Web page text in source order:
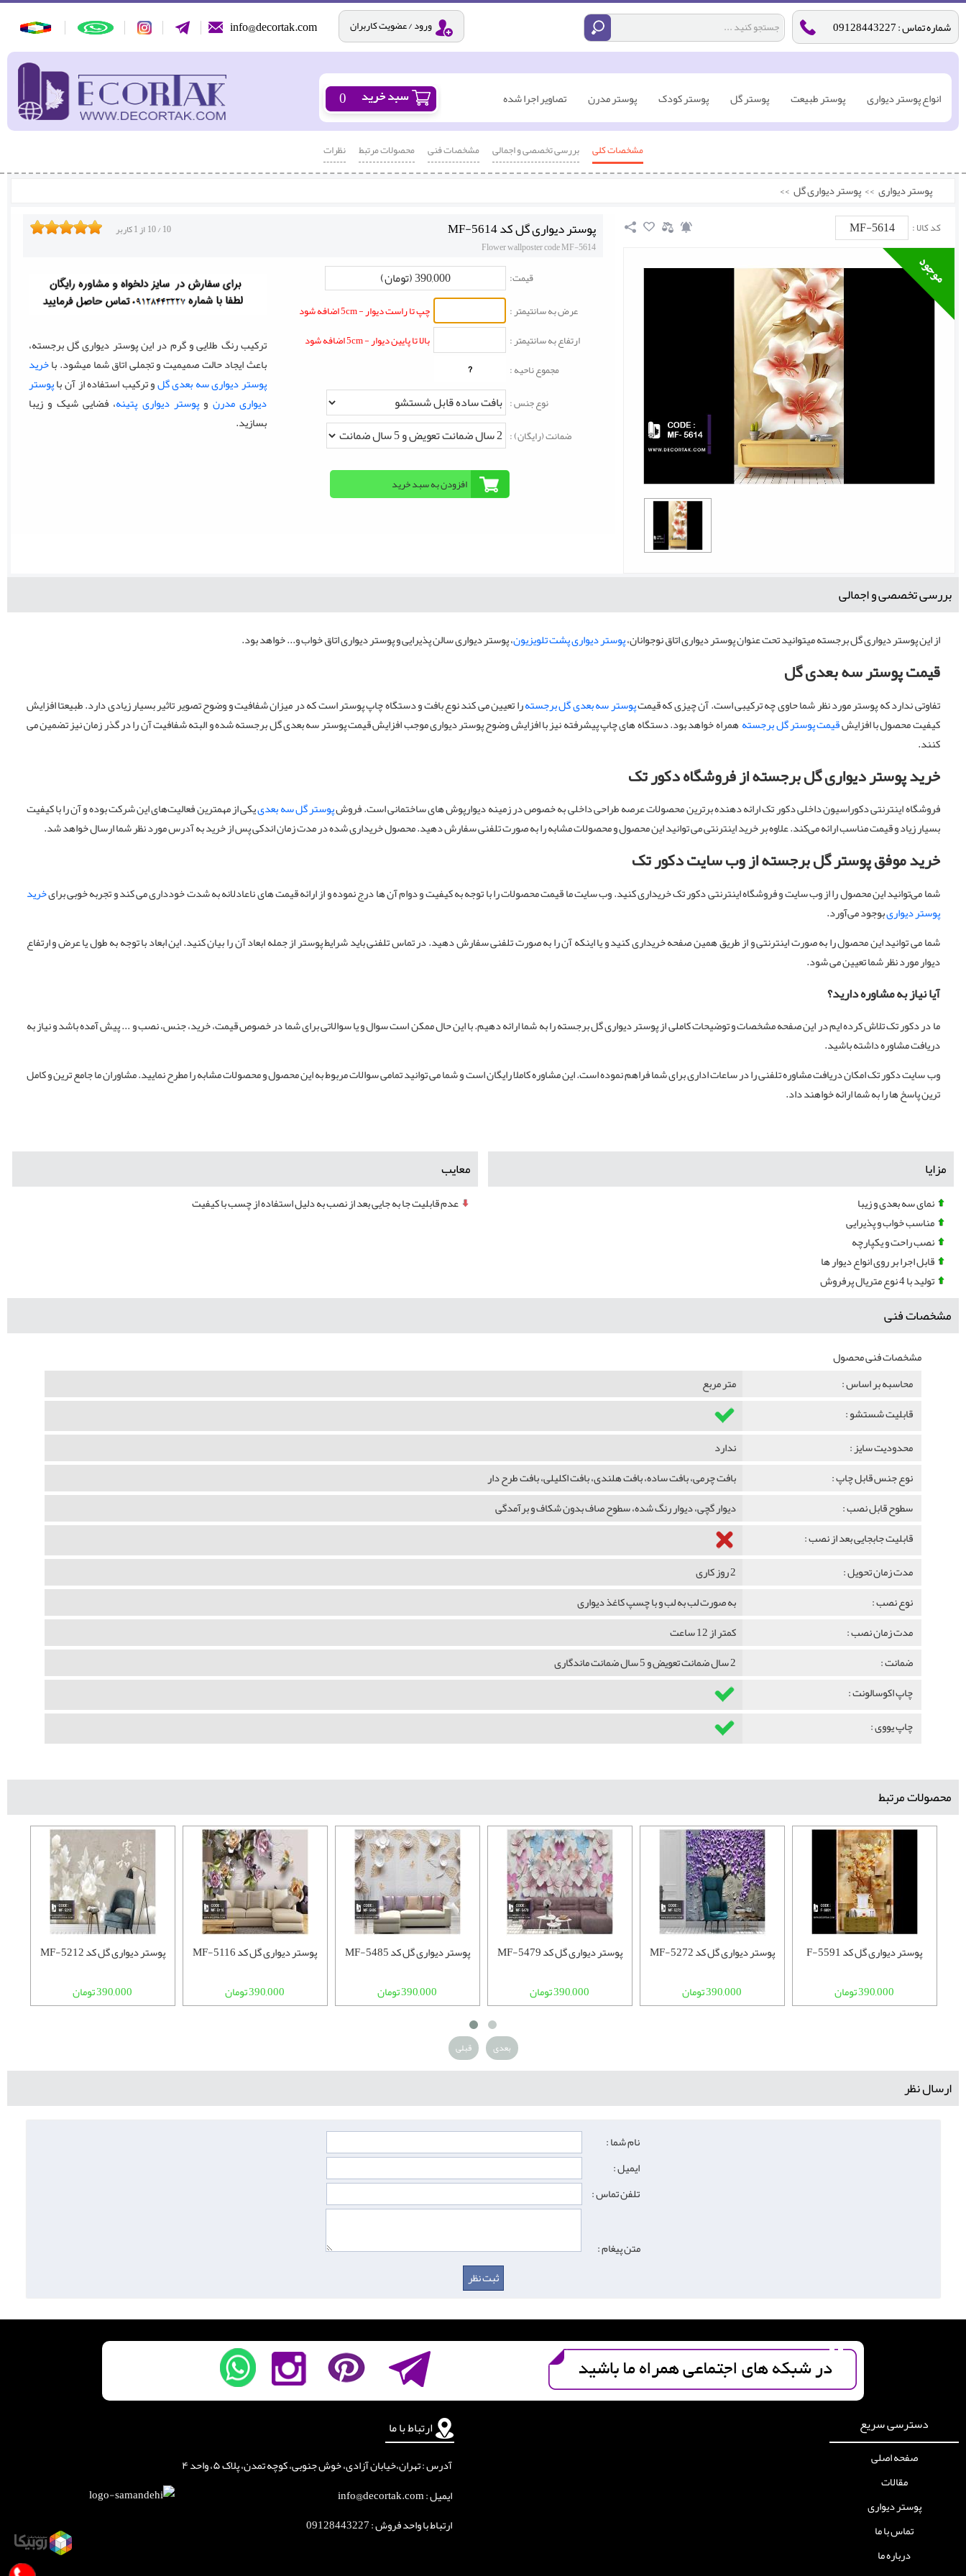
شماره تماس : 09128443227 info@decortak.com ورود / عضویت کاربران
انواع پوستر دیواری پوستر طبیعت پوستر گل پوستر کودک پوستر مدرن تصاویر اجرا شده 0
مشخصات کلی بررسی تخصصی و اجمالی مشخصات فنی محصولات مرتبط نظرات
پوستر دیواری >> پوستر دیواری گل >>
کد کالا : MF-5614 پوستر دیواری گل کد MF-5614 10/10 از1کاربر
Flower wallposter code MF-5614
قیمت: 390,000 (تومان)
عرض به سانتیمتر :
چپ تا راست دیوار - 5cm اضافه شود
ارتفاع به سانتیمتر :
بالا تا پایین دیوار - 5cm اضافه شود
مجموع ناحیه :
?
نوع جنس :
ضمانت (رایگان) :
ترکیب رنگ طلایی و گرم در این پوستر دیواری گل برجسته،
باعث ایجاد حالت صمیمیت و تجملی اتاق شما میشود. باخرید
پوستر دیواری سه بعدی گلو ترکیب استفاده از آن باپوستر
دیواری مدرن وپوستر دیواری پتینه، فضایی شیک و زیبا
بسازید.
بررسی تخصصی و اجمالی
از این پوستر دیواری گل برجسته میتوانید تحت عنوان پوستر دیواری اتاق نوجوانان،پوستر دیواری پشت تلویزیون، پوستر دیواری سالن پذیرایی و پوستر دیواری اتاق خواب و... خواهد بود.
قیمت پوستر سه بعدی گل
تفاوتی ندارد که پوستر مورد نظر شما حاوی چه ترکیبی است. آن چیزی که قیمتپوستر سه بعدی گل برجستهرا تعیین می کند نوع بافت و دستگاه چاپ پوستر است که در میزان شفافیت و وضوح تصویر تاثیر بسیار زیادی دارد. طبیعتا افزایش
کیفیت محصول با افزایشقیمت پوستر گل برجستههمراه خواهد بود. دستگاه های چاپ پیشرفته نیز با افزایش وضوح پوستر دیواری موجب افزایش قیمت پوستر سه بعدی گل برجسته شده و البته شفافیت آن را در گذر زمان نیز تضمین می
کنند.
خرید پوستر دیواری گل برجسته از فروشگاه دکور تک
فروشگاه اینترنتی دکوراسیون داخلی دکور تک ارائه دهنده برترین محصولات عرصه‌ طراحی داخلی به خصوص در زمینه دیوارپوش های ساختمانی است. فروشپوستر گل سه بعدییکی از مهمترین فعالیت‌های این شرکت بوده و آن را با کیفیت
بسیار زیاد و قیمت مناسب ارائه می‌کند. علاوه بر خرید اینترنتی می توانید این محصول و محصولات مشابه را به صورت تلفنی سفارش دهید. محصول خریداری شده در مدت زمان اندکی پس از خرید به آدرس مورد نظر شما ارسال خواهد شد.
خرید موفق پوستر گل برجسته از وب سایت دکور تک
شما می‌توانید این محصول را از وب سایت و فروشگاه اینترنتی دکور تک خریداری کنید. وب سایت ما قیمت محصولات را با توجه به کیفیت و دوام آن ها درج نموده و از ارائه قیمت های ناعادلانه به شدت خودداری می کند و تجربه خوبی برایخرید
پوستر دیواریبوجود می‌آورد.
شما می توانید این محصول را به صورت اینترنتی و از طریق همین صفحه خریداری کنید و یا اینکه آن را به صورت تلفنی سفارش دهید. در تماس تلفنی باید شرایط پوستر از جمله ابعاد آن را بیان کنید. این ابعاد با توجه به طول یا عرض و ارتفاع
دیوار مورد نظر شما تعیین می شود.
آیا نیاز به مشاوره دارید؟
ما در دکور تک تلاش کرده ایم در این صفحه مشخصات و توضیحات کاملی از پوستر دیواری گل برجسته را به شما ارائه دهیم. با این حال ممکن است سوال و یا سوالاتی برای شما در خصوص قیمت، خرید، جنس، نصب و ... پیش آمده باشد و نیاز به
دریافت مشاوره داشته باشید.
وب سایت دکور تک امکان دریافت مشاوره تلفنی را در ساعات اداری برای شما فراهم نموده است. این مشاوره کاملا رایگان است و شما می توانید تمامی سوالات مربوط به این محصول و محصولات مشابه را مطرح نمایید. مشاوران ما جامع ترین و کامل
ترین پاسخ ها را به شما ارائه خواهند داد.
مزایا
نمای سه بعدی و زیبا
مناسب خواب و پذیرایی
نصب راحت و یکپارچه
قابل اجرا بر روی انواع دیوار ها
تولید با 4 نوع متریال پرفروش
معایب
عدم قابلیت جا به جایی بعد از نصب به دلیل استفاده از چسب با کیفیت
مشخصات فنی
مشخصات فنی محصول
محاسبه بر اساس :
متر مربع
قابلیت شستشو :
محدودیت سایز :
ندارد
نوع جنس قابل چاپ :
بافت چرمی، بافت ساده، بافت هلندی، بافت اکلیلی، بافت طرح دار
سطوح قابل نصب :
دیوار گچی، دیوار رنگ شده، سطوح صاف بدون شکاف و برآمدگی
قابلیت جابجایی بعد از نصب :
مدت زمان تحویل :
2 روز کاری
نوع نصب :
به صورت لب به لب و با چسپ کاغذ دیواری
مدت زمان نصب :
کمتر از 12 ساعت
ضمانت :
2 سال ضمانت تعویض و 5 سال ضمانت ماندگاری
چاپ اکوسالونت :
چاپ یووی :
محصولات مرتبط
پوستر دیواری گل کد MF-5212
390,000 تومان
پوستر دیواری گل کد MF-5116
390,000 تومان
پوستر دیواری گل کد MF-5485
390,000 تومان
پوستر دیواری گل کد MF-5479
390,000 تومان
پوستر دیواری گل کد MF-5272
390,000 تومان
پوستر دیواری گل کد F-5591
390,000 تومان
قبلی بعدی
ارسال نظر
نام شما :
ایمیل :
تلفن تماس :
متن پیغام :
دسترسی سریع
صفحه اصلی
مقالات
پوستر دیواری
تماس با ما
درباره ما
ارتباط با ما
آدرس : تهران،خیابان آزادی، خوش جنوبی، کوچه تمدن، پلاک ۵، واحد ۴
ایمیل : info@decortak.com
ارتباط با واحد فروش :09128443227